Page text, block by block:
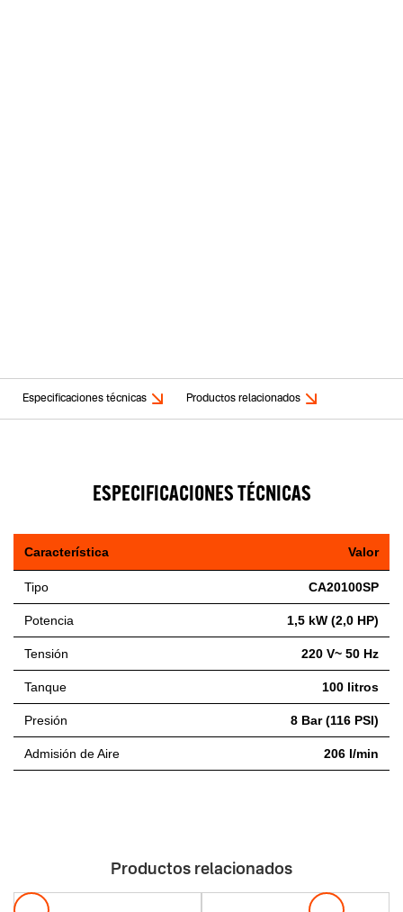
Especificaciones técnicas Productos relacionados
ESPECIFICACIONES TÉCNICAS
Característica Valor
Tipo CA20100SP
Potencia 1,5 kW (2,0 HP)
Tensión 220 V~ 50 Hz
Tanque 100 litros
Presión 8 Bar (116 PSI)
Admisión de Aire 206 l/min
Productos relacionados